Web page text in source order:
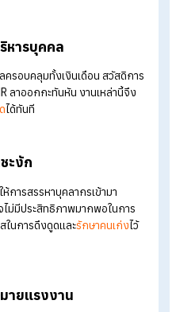
รบริหารบุคคล
พลาดได้ทันที